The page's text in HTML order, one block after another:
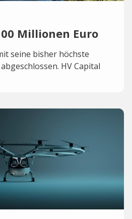
Millionen Euro
seine bisher höchste
HV Capital